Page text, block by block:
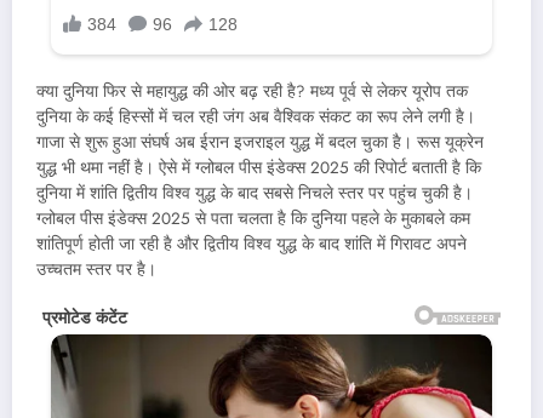
क्या दुनिया फिर से महायुद्ध की ओर बढ़ रही है? मध्य पूर्व से लेकर यूरोप तक
दुनिया के कई हिस्सों में चल रही जंग अब वैश्विक संकट का रूप लेने लगी है।
गाजा से शुरू हुआ संघर्ष अब ईरान इजराइल युद्ध में बदल चुका है। रूस यूक्रेन
युद्ध भी थमा नहीं है। ऐसे में ग्लोबल पीस इंडेक्स 2025 की रिपोर्ट बताती है कि
दुनिया में शांति द्वितीय विश्व युद्ध के बाद सबसे निचले स्तर पर पहुंच चुकी है।
ग्लोबल पीस इंडेक्स 2025 से पता चलता है कि दुनिया पहले के मुकाबले कम
शांतिपूर्ण होती जा रही है और द्वितीय विश्व युद्ध के बाद शांति में गिरावट अपने
उच्चतम स्तर पर है।